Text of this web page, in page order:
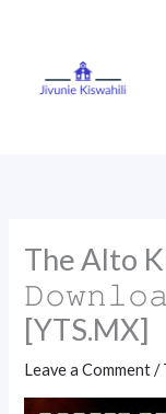
The Alto
[YTS.MX]
Leave a Comment /